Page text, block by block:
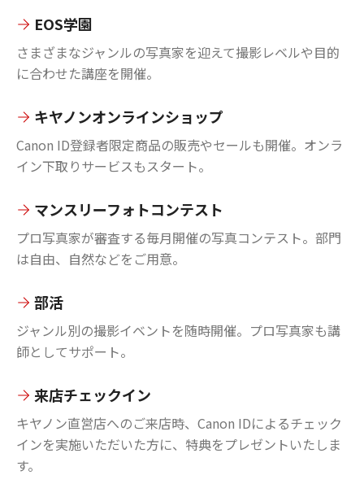
EOS学園
さまざまなジャンルの写真家を迎えて撮影レベルや目的
に合わせた講座を開催。
キヤノンオンラインショップ
Canon ID登録者限定商品の販売やセールも開催。オンラ
イン下取りサービスもスタート。
マンスリーフォトコンテスト
プロ写真家が審査する毎月開催の写真コンテスト。部門
は自由、自然などをご用意。
部活
ジャンル別の撮影イベントを随時開催。プロ写真家も講
師としてサポート。
来店チェックイン
キヤノン直営店へのご来店時、Canon IDによるチェック
インを実施いただいた方に、特典をプレゼントいたしま
す。